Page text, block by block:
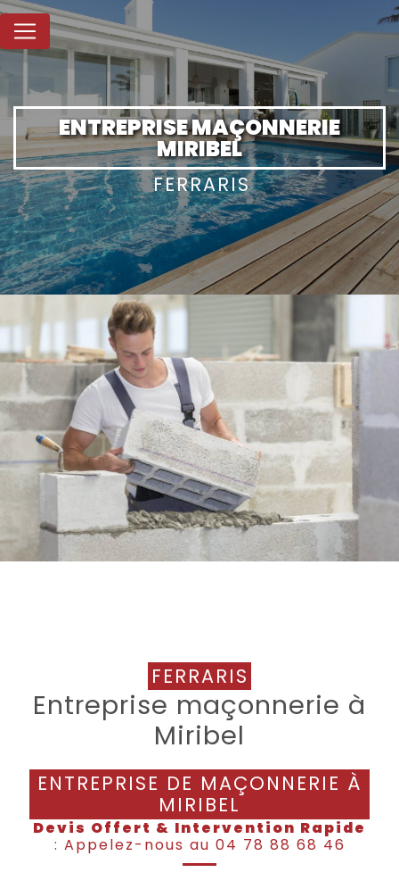
ENTREPRISE MAÇONNERIE
MIRIBEL
FERRARIS
FERRARIS
Entreprise maçonnerie à
Miribel
ENTREPRISE DE MAÇONNERIE À
MIRIBEL
Devis Offert & Intervention Rapide
: Appelez-nous au 04 78 88 68 46
Panneau de gestion des cookies